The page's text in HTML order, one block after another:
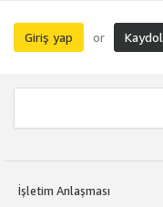
Giriş yap or Kaydol
İşletim Anlaşması